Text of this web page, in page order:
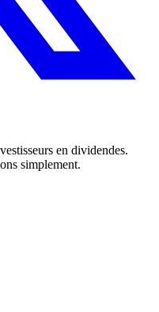
en dividendes.
simplement.